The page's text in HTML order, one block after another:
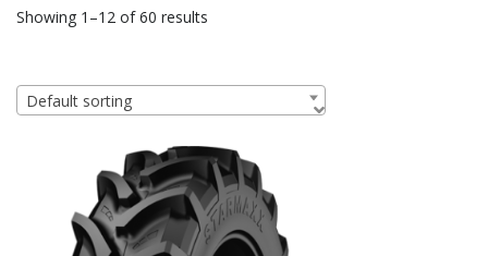
Showing 1–12 of 60 results
Default sorting